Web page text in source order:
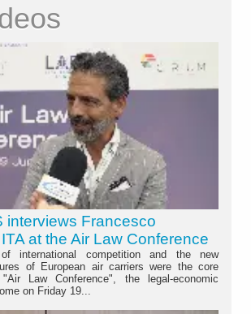
interviews Francesco
at the Air Law Conference
international competition and the new
of European air carriers were the core
Law Conference", the legal-economic
on Friday 19...